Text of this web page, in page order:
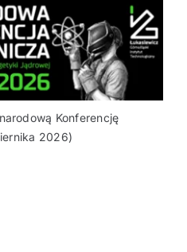
Konferencję
2026)